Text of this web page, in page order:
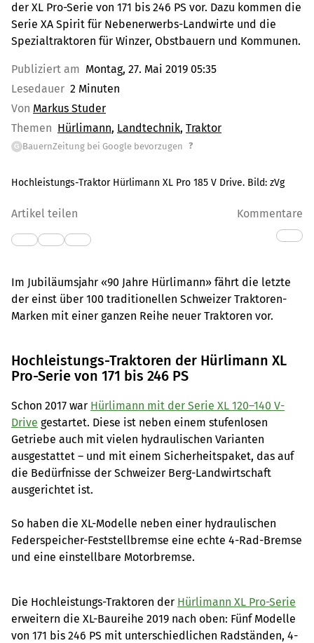
der XL Pro-Serie von 171 bis 246 PS vor. Dazu kommen die
Serie XA Spirit für Nebenerwerbs-Landwirte und die
Spezialtraktoren für Winzer, Obstbauern und Kommunen.
Publiziert am Montag, 27. Mai 2019 05:35
Lesedauer 2 Minuten
Von Markus Studer
Themen Hürlimann Landtechnik Traktor
G BauernZeitung bei Google bevorzugen ?
Hochleistungs-Traktor Hürlimann XL Pro 185 V Drive. Bild: zVg
Artikel teilen Kommentare
Im Jubiläumsjahr «90 Jahre Hürlimann» fährt die letzte
der einst über 100 traditionellen Schweizer Traktoren-
Marken mit einer ganzen Reihe neuer Traktoren vor.
Hochleistungs-Traktoren der Hürlimann XL
Pro-Serie von 171 bis 246 PS
Schon 2017 war Hürlimann mit der Serie XL 120–140 V-
Drive gestartet. Diese ist neben einem stufenlosen
Getriebe auch mit vielen hydraulischen Varianten
ausgestattet – und mit einem Sicherheitspaket, das auf
die Bedürfnisse der Schweizer Berg-Landwirtschaft
ausgerichtet ist.
So haben die XL-Modelle neben einer hydraulischen
Federspeicher-Feststellbremse eine echte 4-Rad-Bremse
und eine einstellbare Motorbremse.
Die Hochleistungs-Traktoren der Hürlimann XL Pro-Serie
erweitern die XL-Baureihe 2019 nach oben: Fünf Modelle
von 171 bis 246 PS mit unterschiedlichen Radständen, 4-